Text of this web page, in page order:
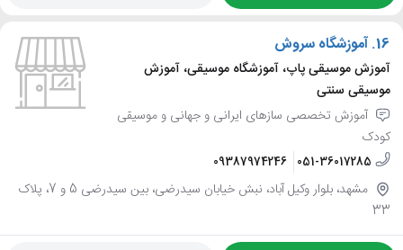
16. آموزشگاه سروش
آموزش موسیقی پاپ، آموزشگاه موسیقی، آموزش
موسیقی سنتی
آموزش تخصصی سازهای ایرانی و جهانی و موسیقی
کودک
051-36017285
09387974246
مشهد، بلوار وکیل آباد، نبش خیابان سیدرضی، بین سیدرضی 5 و 7، پلاک
33